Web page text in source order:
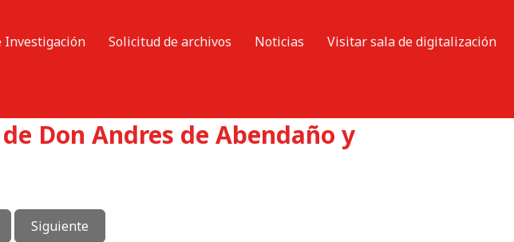
Investigación Solicitud de archivos Noticias
Visitar sala de digitalización
Don Andres de Abendaño y
Siguiente